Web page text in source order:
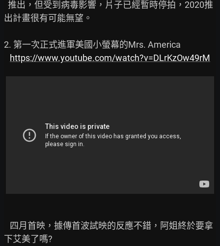
出計畫很有可能無望。
2. 第一次正式進軍美國小螢幕的Mrs. America
https://www.youtube.com/watch?v=DLrKzOw49rM
下艾美了嗎?